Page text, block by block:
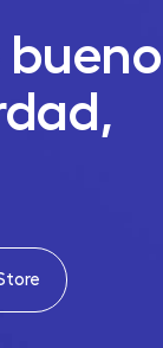
bueno